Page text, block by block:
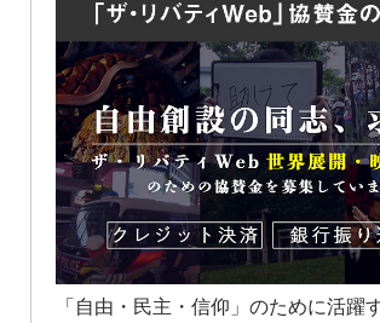
「自由・民主・信仰」のために活躍